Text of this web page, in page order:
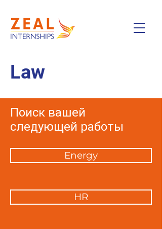
Law
Поиск вашей
следующей работы
Energy
HR